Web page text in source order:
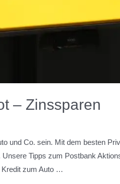
– Zinssparen
und Co. sein. Mit dem besten
Tipps zum Postbank
Kredit zum Auto …